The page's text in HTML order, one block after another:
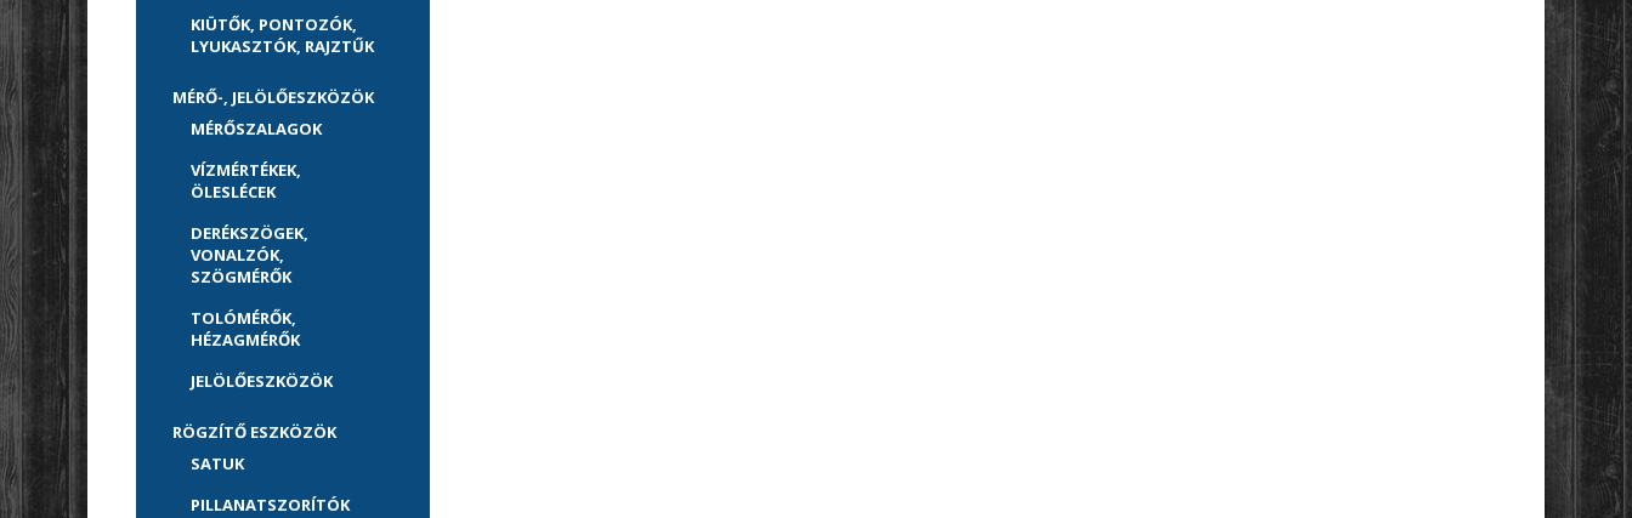
KIÜTŐK, PONTOZÓK,
LYUKASZTÓK, RAJZTŰK
MÉRŐ-, JELÖLŐESZKÖZÖK
MÉRŐSZALAGOK
VÍZMÉRTÉKEK,
ÖLESLÉCEK
DERÉKSZÖGEK,
VONALZÓK,
SZÖGMÉRŐK
TOLÓMÉRŐK,
HÉZAGMÉRŐK
JELÖLŐESZKÖZÖK
RÖGZÍTŐ ESZKÖZÖK
SATUK
PILLANATSZORÍTÓK